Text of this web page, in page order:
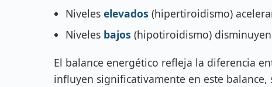
Niveles elevados (hipertiroidismo)
Niveles bajos (hipotiroidismo)
El balance energético refleja la diferencia
influyen significativamente en este